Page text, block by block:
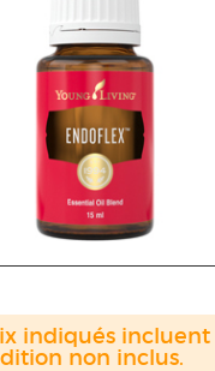
indiqués incluent
non inclus.